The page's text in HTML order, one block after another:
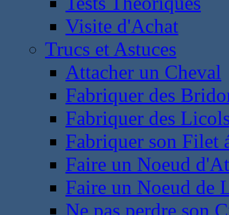
Visite d'Achat
Trucs et Astuces
Attacher un Cheval
Fabriquer des
Fabriquer des
Fabriquer son Filet
Faire un Noeud
Faire un Noeud de
Ne pas perdre son